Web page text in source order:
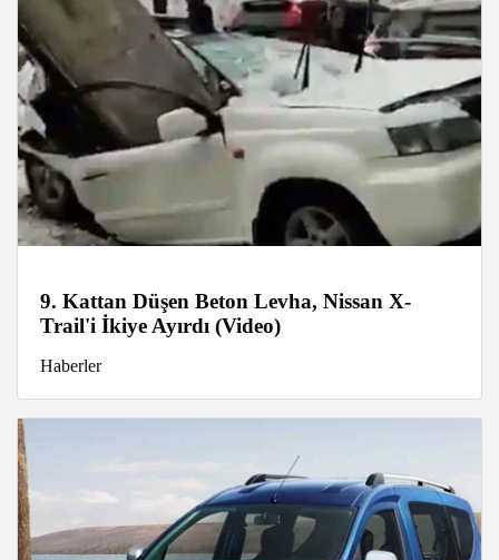
9. Kattan Düşen Beton Levha, Nissan X-
Trail'i İkiye Ayırdı (Video)
Haberler